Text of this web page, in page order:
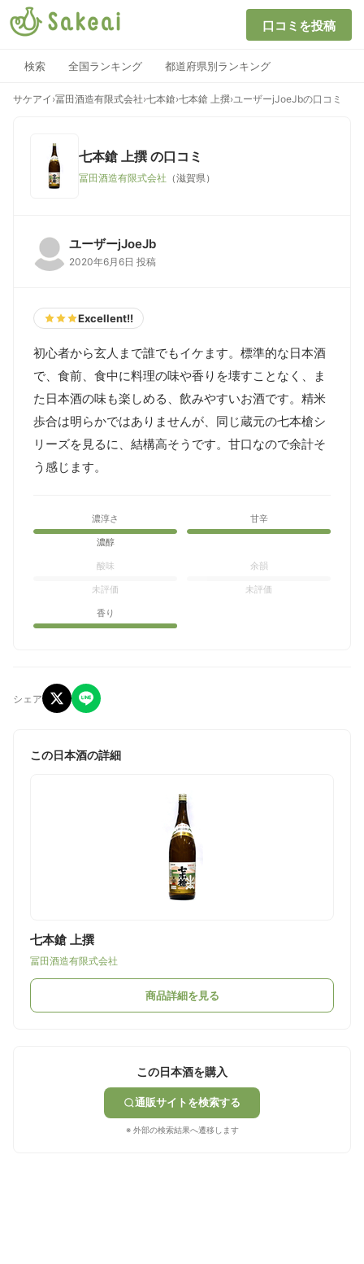
口コミを投稿
検索 全国ランキング 都道府県別ランキング
サケアイ ›冨田酒造有限式会社›七本鎗›七本鎗 上撰›ユーザーjJoeJbの口コミ
七本鎗 上撰 の口コミ
冨田酒造有限式会社 （滋賀県）
ユーザーjJoeJb
2020年6月6日 投稿
Excellent!!
初心者から玄人まで誰でもイケます。標準的な日本酒
で、食前、食中に料理の味や香りを壊すことなく、ま
た日本酒の味も楽しめる、飲みやすいお酒です。精米
歩合は明らかではありませんが、同じ蔵元の七本槍シ
リーズを見るに、結構高そうです。甘口なので余計そ
う感じます。
濃淳さ
濃醇
甘辛
酸味
未評価
余韻
未評価
香り
シェア
この日本酒の詳細
七本鎗 上撰
冨田酒造有限式会社
商品詳細を見る
この日本酒を購入
通販サイトを検索する
※ 外部の検索結果へ遷移します